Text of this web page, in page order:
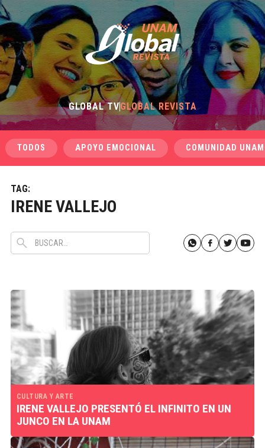
GLOBAL TVGLOBAL REVISTA
TODOS APOYO EMOCIONAL COMUNIDAD UNAM
TAG:
IRENE VALLEJO
CULTURA Y ARTE
IRENE VALLEJO PRESENTÓ EL INFINITO EN UN
JUNCO EN LA UNAM